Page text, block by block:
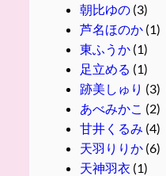
朝比ゆの(3)
芦名ほのか(1)
東ふうか(1)
足立める (1)
跡美しゅり (3)
あべみかこ (2)
甘井くるみ (4)
天羽りりか(6)
天神羽衣 (1)